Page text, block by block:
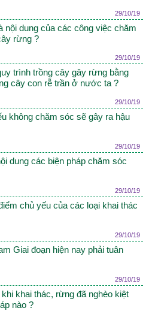
29/10/19
nội dung của các công việc chăm
rừng ?
29/10/19
trình trồng cây gây rừng bằng
cây con rễ trần ở nước ta ?
29/10/19
không chăm sóc sẽ gây ra hậu
29/10/19
dung các biện pháp chăm sóc
29/10/19
chủ yếu của các loại khai thác
29/10/19
Giai đoạn hiện nay phải tuân
29/10/19
khai thác, rừng đã nghèo kiệt
nào ?